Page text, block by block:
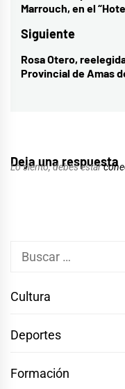
entradas
anterior:
Marrouch, en el
Siguiente
Entrada
siguiente:
Rosa Otero,
Provincial de Amas
Deja una respuesta
Lo siento, debes estar
Buscar:
Cultura
Deportes
Formación